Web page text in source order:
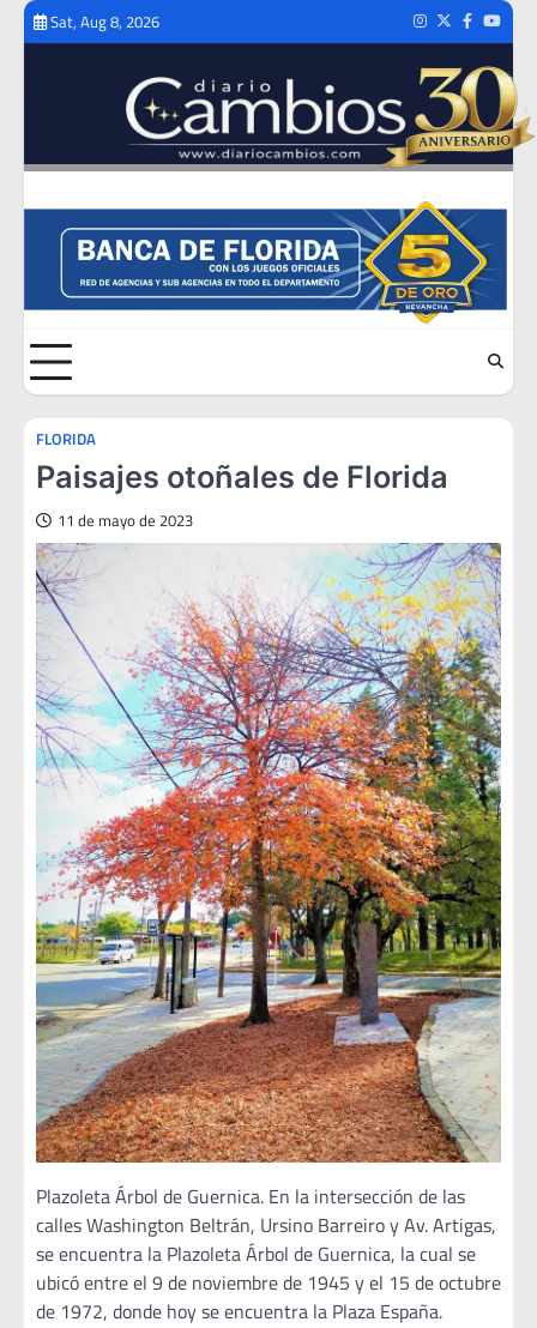
Skip
Sat, Aug 8, 2026 Instagram
TwitterFacebook
FLORIDA
Paisajes otoñales de Florida
11 de mayo de 2023
Plazoleta Árbol de Guernica. En la intersección de las
calles Washington Beltrán, Ursino Barreiro y Av. Artigas,
se encuentra la Plazoleta Árbol de Guernica, la cual se
ubicó entre el 9 de noviembre de 1945 y el 15 de octubre
de 1972, donde hoy se encuentra la Plaza España.